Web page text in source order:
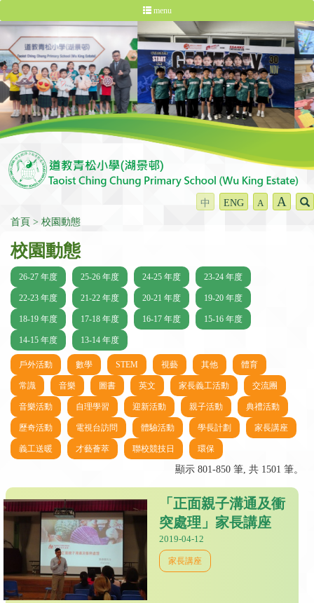
menu
中 ENG A A
首頁 校園動態
校園動態
26-27 年度 25-26 年度 24-25 年度 23-24 年度
22-23 年度 21-22 年度 20-21 年度 19-20 年度
18-19 年度 17-18 年度 16-17 年度 15-16 年度
14-15 年度 13-14 年度
戶外活動 數學 STEM 視藝 其他 體育
常識 音樂 圖書 英文 家長義工活動 交流團
音樂活動 自理學習 迎新活動 親子活動 典禮活動
歷奇活動 電視台訪問 體驗活動 學長計劃 家長講座
義工送暖 才藝薈萃 聯校競技日 環保
顯示 801-850 筆, 共 1501 筆。
「正面親子溝通及衝
突處理」家長講座
2019-04-12
家長講座